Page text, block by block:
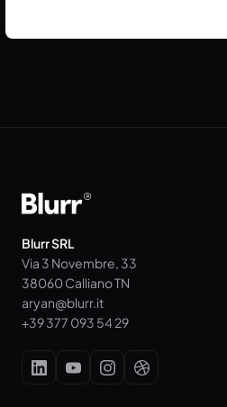
Blurr SRL
Via 3 Novembre, 33
38060 Calliano TN
aryan@blurr.it
+39 377 093 54 29